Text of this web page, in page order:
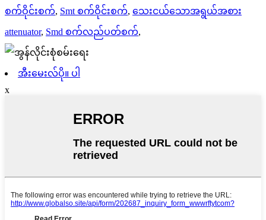
စက်ဝိုင်းစက်, Smt စက်ဝိုင်းစက်, သေးငယ်သောအရွယ်အစား
attenuator, Smd စက်လည်ပတ်စက်,
အီးမေးလ်ပို။ ပါ
x